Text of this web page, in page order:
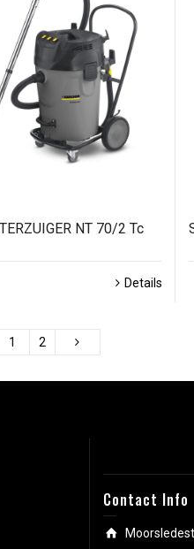
NT 70/2 Tc
Details
1 2
Contact Info